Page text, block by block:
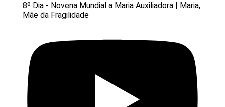
8º Dia - Novena Mundial a Maria Auxiliadora | Maria,
Mãe da Fragilidade